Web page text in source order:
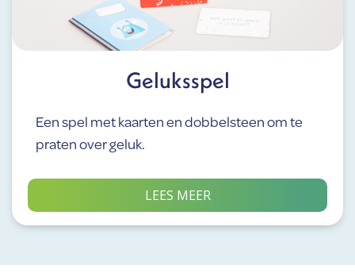
Geluksspel
Een spel met kaarten en dobbelsteen om te
praten over geluk.
LEES MEER